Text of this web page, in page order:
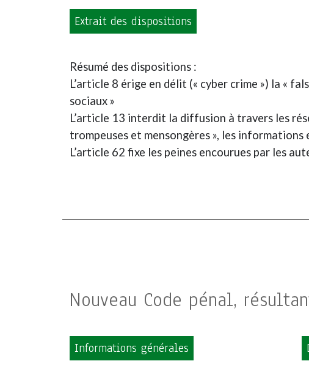
Extrait des dispositions
Résumé des dispositions :
L’article 8 érige en délit (« cyber crime ») la «
sociaux »
L’article 13 interdit la diffusion à travers les
trompeuses et mensongères », les informations
L’article 62 fixe les peines encourues par les
Nouveau Code pénal,
Informations générales